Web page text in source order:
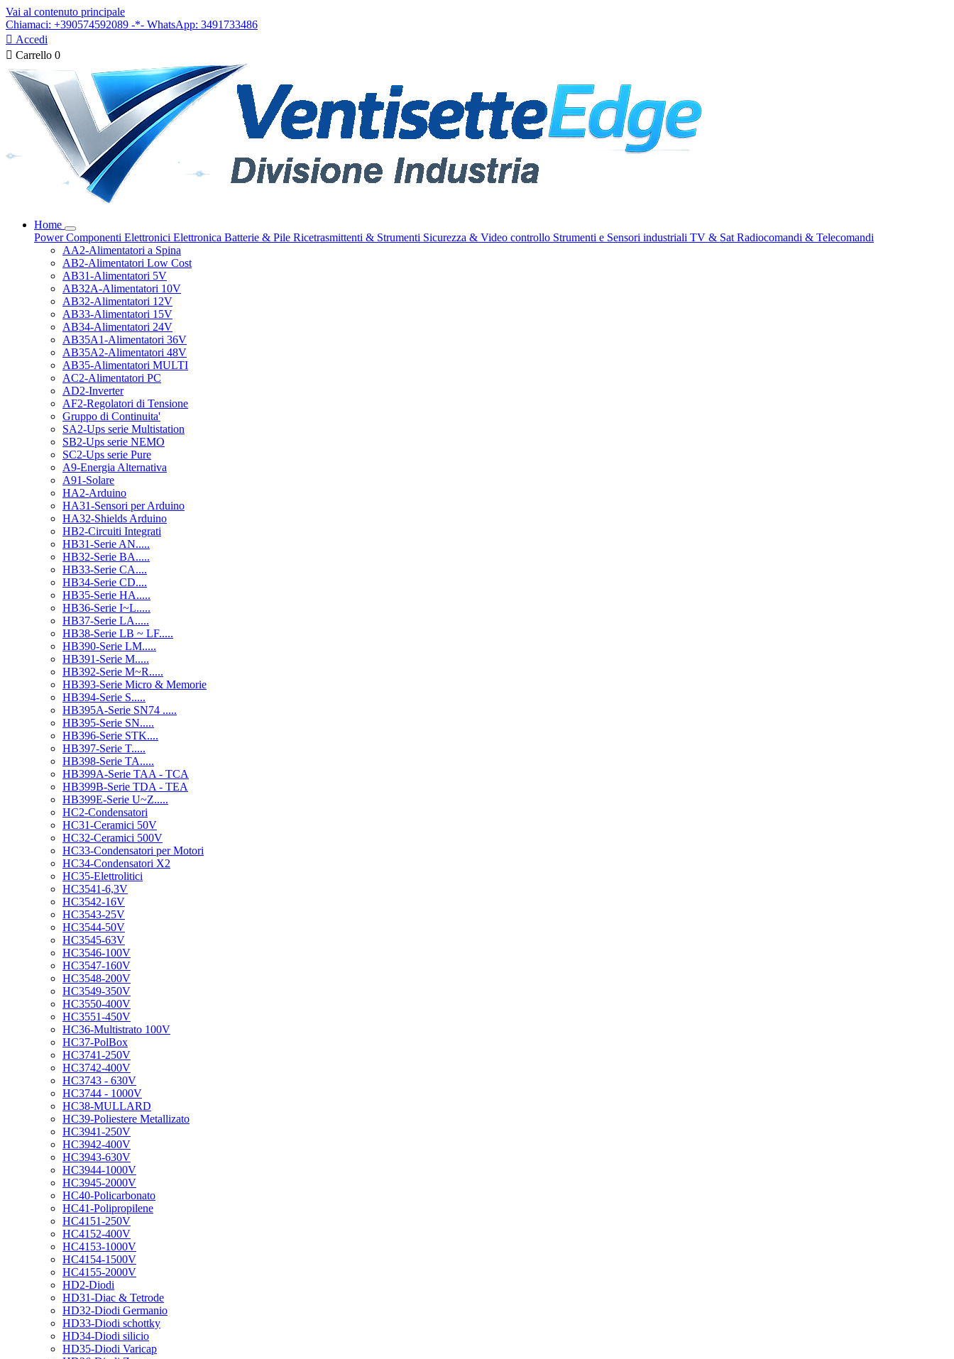
Vai al contenuto principale
Chiamaci: +390574592089 -*- WhatsApp: 3491733486
 Accedi
 Carrello 0
Home
PowerComponenti Elettronici Elettronica Batterie & Pile Ricetrasmittenti & Strumenti Sicurezza & Video controllo Strumenti e Sensori industriali TV & Sat Radiocomandi & Telecomandi
AA2-Alimentatori a Spina
AB2-Alimentatori Low Cost
AB31-Alimentatori 5V
AB32A-Alimentatori 10V
AB32-Alimentatori 12V
AB33-Alimentatori 15V
AB34-Alimentatori 24V
AB35A1-Alimentatori 36V
AB35A2-Alimentatori 48V
AB35-Alimentatori MULTI
AC2-Alimentatori PC
AD2-Inverter
AF2-Regolatori di Tensione
Gruppo di Continuita'
SA2-Ups serie Multistation
SB2-Ups serie NEMO
SC2-Ups serie Pure
A9-Energia Alternativa
A91-Solare
HA2-Arduino
HA31-Sensori per Arduino
HA32-Shields Arduino
HB2-Circuiti Integrati
HB31-Serie AN.....
HB32-Serie BA.....
HB33-Serie CA....
HB34-Serie CD....
HB35-Serie HA.....
HB36-Serie I~L.....
HB37-Serie LA.....
HB38-Serie LB ~ LF.....
HB390-Serie LM.....
HB391-Serie M.....
HB392-Serie M~R.....
HB393-Serie Micro & Memorie
HB394-Serie S.....
HB395A-Serie SN74 .....
HB395-Serie SN.....
HB396-Serie STK....
HB397-Serie T.....
HB398-Serie TA.....
HB399A-Serie TAA - TCA
HB399B-Serie TDA - TEA
HB399E-Serie U~Z.....
HC2-Condensatori
HC31-Ceramici 50V
HC32-Ceramici 500V
HC33-Condensatori per Motori
HC34-Condensatori X2
HC35-Elettrolitici
HC3541-6,3V
HC3542-16V
HC3543-25V
HC3544-50V
HC3545-63V
HC3546-100V
HC3547-160V
HC3548-200V
HC3549-350V
HC3550-400V
HC3551-450V
HC36-Multistrato 100V
HC37-PolBox
HC3741-250V
HC3742-400V
HC3743 - 630V
HC3744 - 1000V
HC38-MULLARD
HC39-Poliestere Metallizato
HC3941-250V
HC3942-400V
HC3943-630V
HC3944-1000V
HC3945-2000V
HC40-Policarbonato
HC41-Polipropilene
HC4151-250V
HC4152-400V
HC4153-1000V
HC4154-1500V
HC4155-2000V
HD2-Diodi
HD31-Diac & Tetrode
HD32-Diodi Germanio
HD33-Diodi schottky
HD34-Diodi silicio
HD35-Diodi Varicap